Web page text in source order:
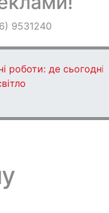
9531240
роботи: де сьогодні